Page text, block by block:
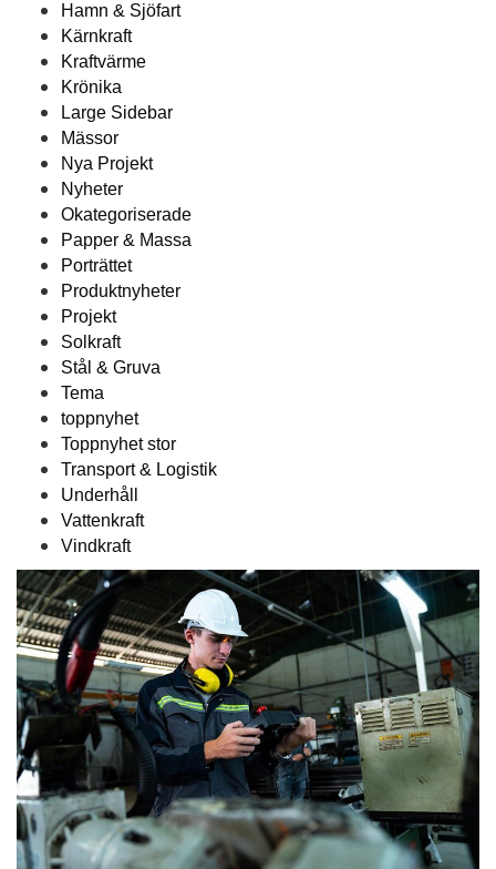
Hamn & Sjöfart
Kärnkraft
Kraftvärme
Krönika
Large Sidebar
Mässor
Nya Projekt
Nyheter
Okategoriserade
Papper & Massa
Porträttet
Produktnyheter
Projekt
Solkraft
Stål & Gruva
Tema
toppnyhet
Toppnyhet stor
Transport & Logistik
Underhåll
Vattenkraft
Vindkraft